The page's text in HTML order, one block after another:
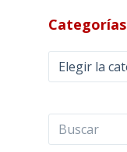
Categorías
Categorías